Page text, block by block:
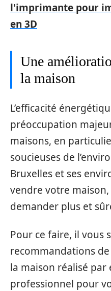
l'imprimante pour
en 3D
Une
la maison
L’efficacité
préoccupation
maisons, en
soucieuses de
Bruxelles et ses
vendre votre
demander plus et
Pour ce faire, il vous
recommandations
la maison réalisé
professionnel pour